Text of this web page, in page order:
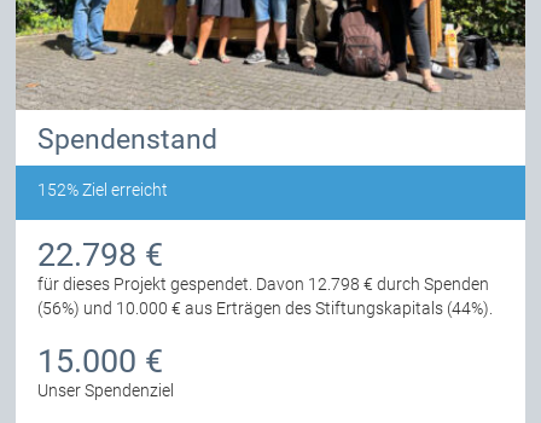
Spendenstand
152% Ziel erreicht
22.798 €
für dieses Projekt gespendet. Davon 12.798 € durch Spenden
(56%) und 10.000 € aus Erträgen des Stiftungskapitals (44%).
15.000 €
Unser Spendenziel